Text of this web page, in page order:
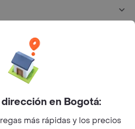
Facebook
Twitter
Instagram
Inc. All rights reserved.
en Bogotá:
más rápidas y los precios